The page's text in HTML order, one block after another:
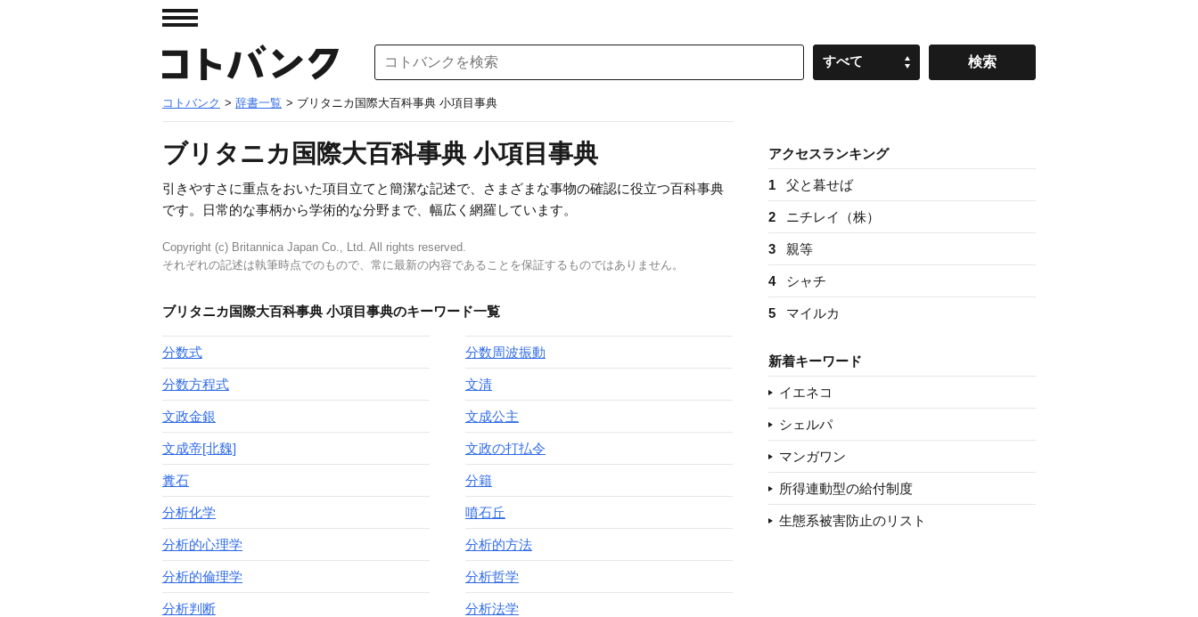
すべて
コトバンク > 辞書一覧 > ブリタニカ国際大百科事典 小項目事典
ブリタニカ国際大百科事典 小項目事典
引きやすさに重点をおいた項目立てと簡潔な記述で、さまざまな事物の確認に役立つ百科事典
です。日常的な事柄から学術的な分野まで、幅広く網羅しています。
Copyright (c) Britannica Japan Co., Ltd. All rights reserved.
それぞれの記述は執筆時点でのもので、常に最新の内容であることを保証するものではありません。
ブリタニカ国際大百科事典 小項目事典のキーワード一覧
分数式 分数周波振動
分数方程式 文清
文政金銀 文成公主
文成帝[北魏] 文政の打払令
糞石 分籍
分析化学 噴石丘
分析的心理学 分析的方法
分析的倫理学 分析哲学
分析判断 分析法学
アクセスランキング
1 父と暮せば
2 ニチレイ（株）
3 親等
4 シャチ
5 マイルカ
新着キーワード
イエネコ
シェルパ
マンガワン
所得連動型の給付制度
生態系被害防止のリスト